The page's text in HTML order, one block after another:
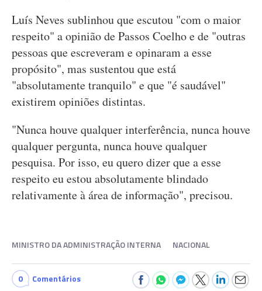
Luís Neves sublinhou que escutou "com o maior
respeito" a opinião de Passos Coelho e de "outras
pessoas que escreveram e opinaram a esse
propósito", mas sustentou que está
"absolutamente tranquilo" e que "é saudável"
existirem opiniões distintas.
"Nunca houve qualquer interferência, nunca houve
qualquer pergunta, nunca houve qualquer
pesquisa. Por isso, eu quero dizer que a esse
respeito eu estou absolutamente blindado
relativamente à área de informação", precisou.
MINISTRO DA ADMINISTRAÇÃO INTERNA NACIONAL
0 Comentários